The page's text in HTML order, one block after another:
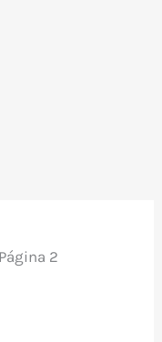
Página 2